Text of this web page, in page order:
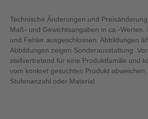
Technische Änderungen und
Maß- und Gewichtsangaben in ca.-Werten.
und Fehler ausgeschlossen. Abbildungen
Abbildungen zeigen Sonderausstattung.
stellvertretend für eine Produktfamilie und
vom konkret gesuchten Produkt
Stufenanzahl oder Material.